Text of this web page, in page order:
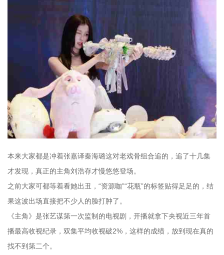
本来大家都是冲着张嘉译秦海璐这对老戏骨组合追的，追了十几集
才发现，真正的主角刘浩存才慢悠悠登场。
之前大家可都等着看她出丑，“资源咖”“花瓶”的标签贴得足足的，结
果这波出场直接把不少人的脸打肿了。
《主角》是张艺谋第一次监制的电视剧，开播就拿下央视近三年首
播最高收视纪录，双集平均收视破2%，这样的成绩，放到现在真的
找不到第二个。